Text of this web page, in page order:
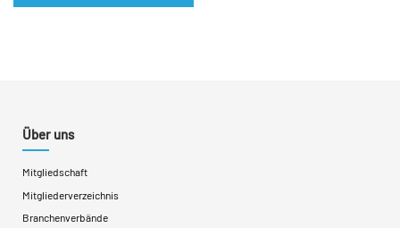
Über uns
Mitgliedschaft
Mitgliederverzeichnis
Branchenverbände